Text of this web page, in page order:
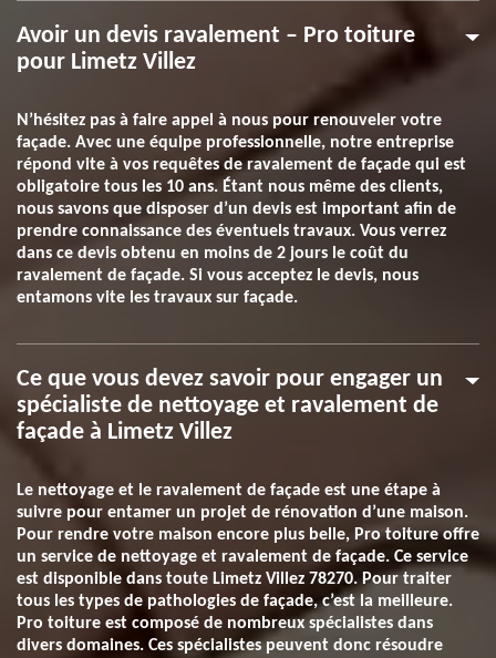
Avoir un devis ravalement – Pro toiture
pour Limetz Villez
N’hésitez pas à faire appel à nous pour renouveler votre
façade. Avec une équipe professionnelle, notre entreprise
répond vite à vos requêtes de ravalement de façade qui est
obligatoire tous les 10 ans. Étant nous même des clients,
nous savons que disposer d’un devis est important afin de
prendre connaissance des éventuels travaux. Vous verrez
dans ce devis obtenu en moins de 2 jours le coût du
ravalement de façade. Si vous acceptez le devis, nous
entamons vite les travaux sur façade.
Ce que vous devez savoir pour engager un
spécialiste de nettoyage et ravalement de
façade à Limetz Villez
Le nettoyage et le ravalement de façade est une étape à
suivre pour entamer un projet de rénovation d’une maison.
Pour rendre votre maison encore plus belle, Pro toiture offre
un service de nettoyage et ravalement de façade. Ce service
est disponible dans toute Limetz Villez 78270. Pour traiter
tous les types de pathologies de façade, c’est la meilleure.
Pro toiture est composé de nombreux spécialistes dans
divers domaines. Ces spécialistes peuvent donc résoudre